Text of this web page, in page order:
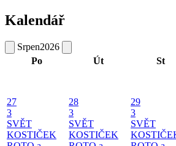
Kalendář
Srpen2026
Po
Út St
27
3
SVĚT
KOSTIČEK
28
3
SVĚT
KOSTIČEK
29
3
SVĚT